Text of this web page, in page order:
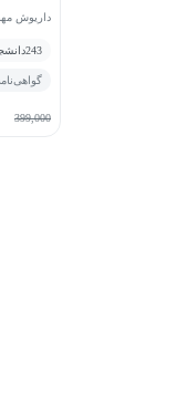
که برای شما قابل
در این دوره،
به قدری عمیق باشد
داریوش
243
399,000